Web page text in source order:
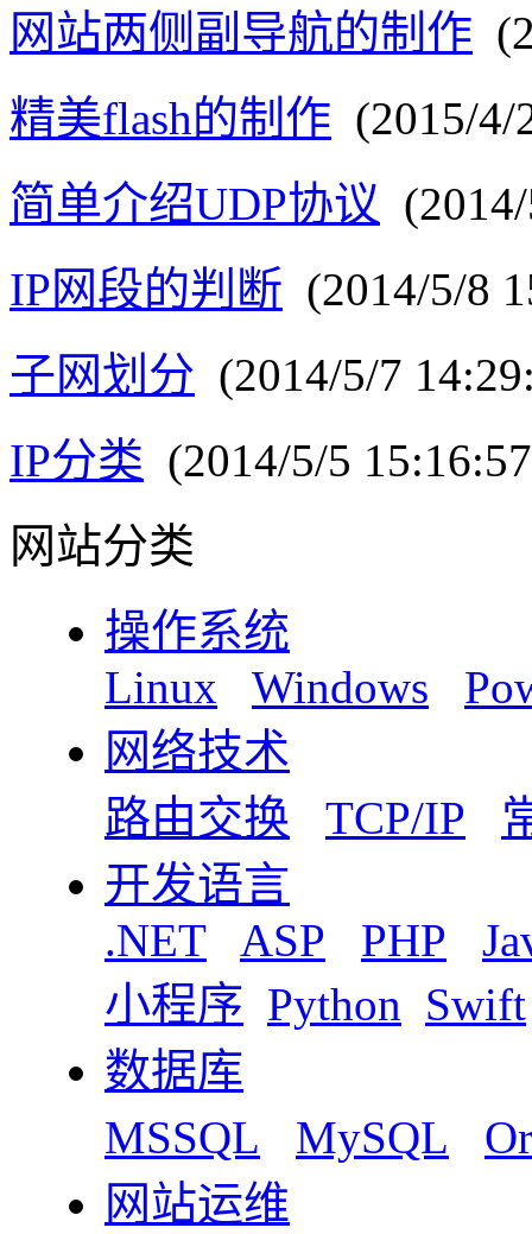
网站两侧副导航的制作
精美flash的制作 (2015/4/
简单介绍UDP协议
IP网段的判断 (2014/5/8
子网划分 (2014/5/7
IP分类 (2014/5/5
网站分类
操作系统
Linux
Windows
网络技术
路由交换
TCP/IP
开发语言
.NET
ASP PHP
小程序 Python Swift
数据库
MSSQL
MySQL
网站运维